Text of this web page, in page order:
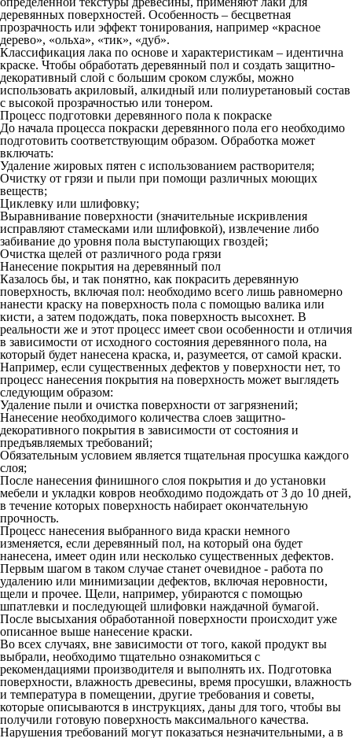
деревянных поверхностей. Особенность – бесцветная
прозрачность или эффект тонирования, например «красное
дерево», «ольха», «тик», «дуб».
Классификация лака по основе и характеристикам – идентична
краске. Чтобы обработать деревянный пол и создать защитно-
декоративный слой с большим сроком службы, можно
использовать акриловый, алкидный или полиуретановый состав
с высокой прозрачностью или тонером.
Процесс подготовки деревянного пола к покраске
До начала процесса покраски деревянного пола его необходимо
подготовить соответствующим образом. Обработка может
включать:
Удаление жировых пятен с использованием растворителя;
Очистку от грязи и пыли при помощи различных моющих
веществ;
Циклевку или шлифовку;
Выравнивание поверхности (значительные искривления
исправляют стамесками или шлифовкой), извлечение либо
забивание до уровня пола выступающих гвоздей;
Очистка щелей от различного рода грязи
Нанесение покрытия на деревянный пол
Казалось бы, и так понятно, как покрасить деревянную
поверхность, включая пол: необходимо всего лишь равномерно
нанести краску на поверхность пола с помощью валика или
кисти, а затем подождать, пока поверхность высохнет. В
реальности же и этот процесс имеет свои особенности и отличия
в зависимости от исходного состояния деревянного пола, на
который будет нанесена краска, и, разумеется, от самой краски.
Например, если существенных дефектов у поверхности нет, то
процесс нанесения покрытия на поверхность может выглядеть
следующим образом:
Удаление пыли и очистка поверхности от загрязнений;
Нанесение необходимого количества слоев защитно-
декоративного покрытия в зависимости от состояния и
предъявляемых требований;
Обязательным условием является тщательная просушка каждого
слоя;
После нанесения финишного слоя покрытия и до установки
мебели и укладки ковров необходимо подождать от 3 до 10 дней,
в течение которых поверхность набирает окончательную
прочность.
Процесс нанесения выбранного вида краски немного
изменяется, если деревянный пол, на который она будет
нанесена, имеет один или несколько существенных дефектов.
Первым шагом в таком случае станет очевидное - работа по
удалению или минимизации дефектов, включая неровности,
щели и прочее. Щели, например, убираются с помощью
шпатлевки и последующей шлифовки наждачной бумагой.
После высыхания обработанной поверхности происходит уже
описанное выше нанесение краски.
Во всех случаях, вне зависимости от того, какой продукт вы
выбрали, необходимо тщательно ознакомиться с
рекомендациями производителя и выполнять их. Подготовка
поверхности, влажность древесины, время просушки, влажность
и температура в помещении, другие требования и советы,
которые описываются в инструкциях, даны для того, чтобы вы
получили готовую поверхность максимального качества.
Нарушения требований могут показаться незначительными, а в